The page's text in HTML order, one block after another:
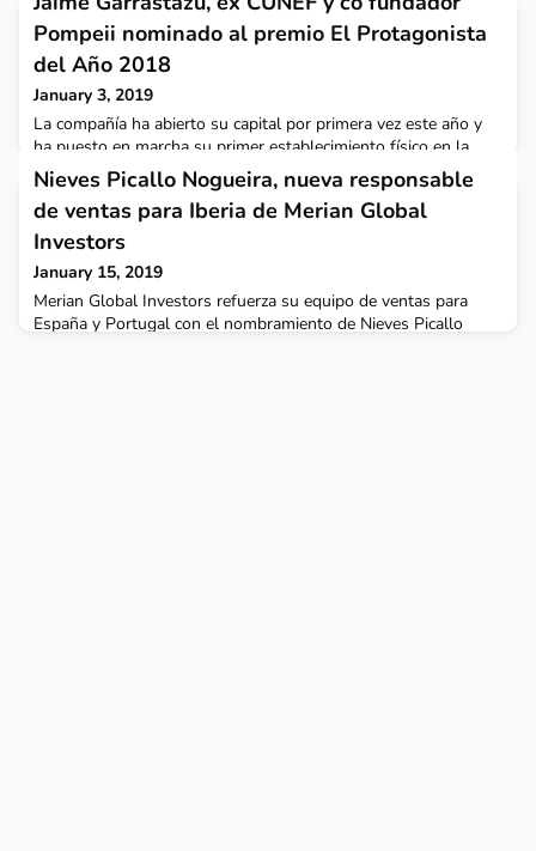
Pompeii nominado al premio El Protagonista
del Año 2018
January 3, 2019
La compañía ha abierto su capital por primera vez este año y
ha puesto en marcha su primer establecimiento físico en la
calle Fuencarral de Madrid, después de testar en otras
ciudades españolas con pop up stores. Junto a los hermanos
Nacho y Jorge Vidri, son los tres directivos más jóvenes
nominados a El Protagonista del Año 2018, por abordar
durante el ultimo año el salto al offline y seducir a i
Nieves Picallo Nogueira, nueva responsable
de ventas para Iberia de Merian Global
Investors
January 15, 2019
Merian Global Investors refuerza su equipo de ventas para
España y Portugal con el nombramiento de Nieves Picallo